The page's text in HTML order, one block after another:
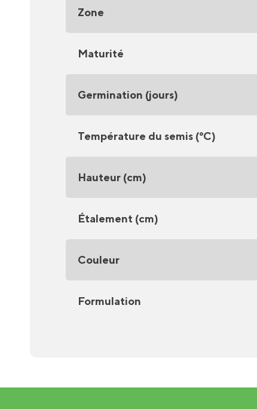
Zone
Maturité
Germination (jours)
Température du semis (°C)
Hauteur (cm)
Étalement (cm)
Couleur
Formulation